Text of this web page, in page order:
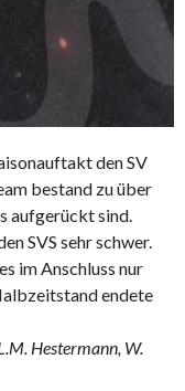
den SV
bestand zu über
aufgerückt sind.
SVS sehr schwer.
im Anschluss nur
endete
Hestermann, W.